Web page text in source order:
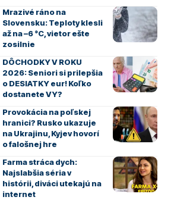
Mrazivé ráno na
Slovensku: Teploty klesli
až na –6 °C, vietor ešte
zosilnie
DÔCHODKY V ROKU
2026: Seniori si prilepšia
o DESIATKY eur! Koľko
dostanete VY?
Provokácia na poľskej
hranici? Rusko ukazuje
na Ukrajinu, Kyjev hovorí
o falošnej hre
Farma stráca dych:
Najslabšia séria v
histórii, diváci utekajú na
internet